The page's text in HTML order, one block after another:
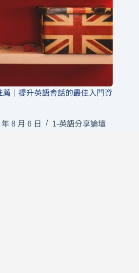
｜提升英語會話的最佳入門資
8 月 6 日 1-英語分享論壇